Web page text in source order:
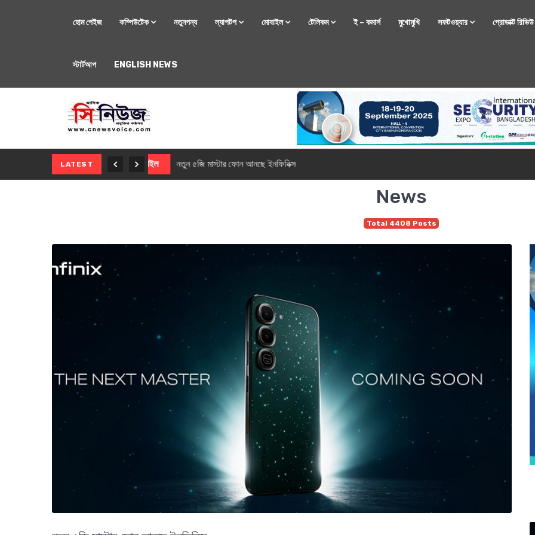
হোম পেইজ কম্পিউটেক নতুনপন্য ল্যাপটপ মোবাইল টেলিকম ই – কমার্স মুখোমুখি সফটওয়্যার প্রোডাক্ট রিভিউ
স্টার্টআপ ENGLISH NEWS
LATEST মোবাইল নতুন সি-সিরিজ স্মার্টফোন নিয়ে আসছে রিয়েলমি
News
Total 4408 Posts